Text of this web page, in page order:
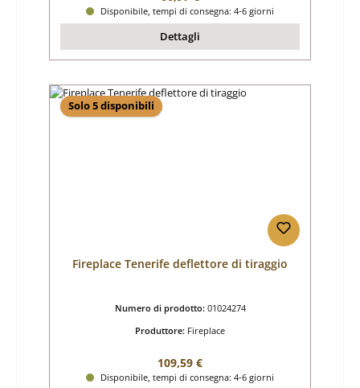
Disponibile, tempi di consegna: 4-6 giorni
Dettagli
Solo 5 disponibili
Fireplace Tenerife deflettore di tiraggio
Numero di prodotto: 01024274
Produttore: Fireplace
Prezzo normale:
109,59 €
Disponibile, tempi di consegna: 4-6 giorni